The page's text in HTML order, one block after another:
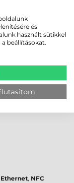
mil között
biztosítja a
-
modell
Ethernet, NFC
és
használt sütikkel
beállításokat.